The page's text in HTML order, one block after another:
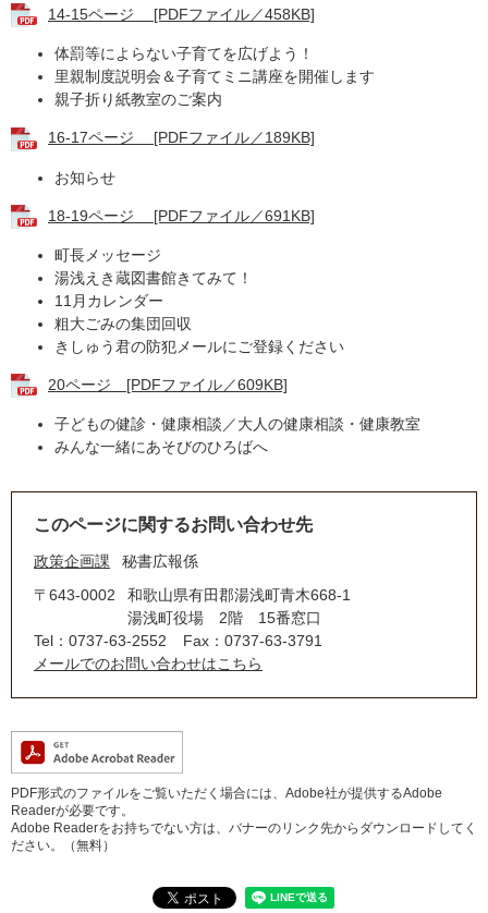
14-15ページ [PDFファイル／458KB]
体罰等によらない子育てを広げよう！
里親制度説明会＆子育てミニ講座を開催します
親子折り紙教室のご案内
16-17ページ [PDFファイル／189KB]
お知らせ
18-19ページ [PDFファイル／691KB]
町長メッセージ
湯浅えき蔵図書館きてみて！
11月カレンダー
粗大ごみの集団回収
きしゅう君の防犯メールにご登録ください
20ページ [PDFファイル／609KB]
子どもの健診・健康相談／大人の健康相談・健康教室
みんな一緒にあそびのひろばへ ​
このページに関するお問い合わせ先
政策企画課
秘書広報係
〒643-0002
和歌山県有田郡湯浅町青木668-1
湯浅町役場 2階 15番窓口
Tel：0737-63-2552
Fax：0737-63-3791
メールでのお問い合わせはこちら
PDF形式のファイルをご覧いただく場合には、Adobe社が提供するAdobe
Readerが必要です。
Adobe Readerをお持ちでない方は、バナーのリンク先からダウンロードしてく
ださい。（無料）